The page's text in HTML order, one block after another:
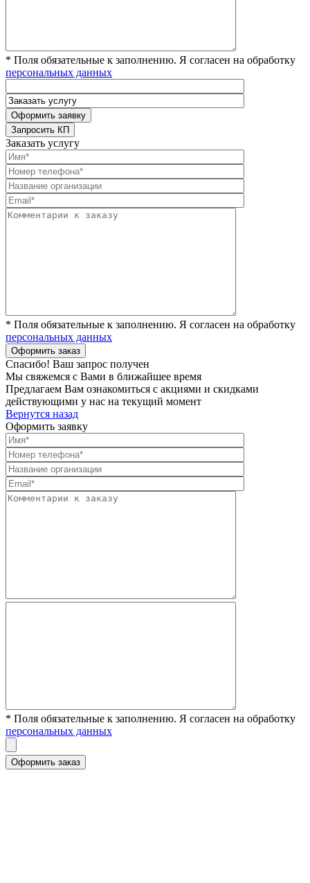
* Поля обязательные к заполнению. Я согласен на обработку
персональных данных
Заказать услугу
* Поля обязательные к заполнению. Я согласен на обработку
персональных данных
Спасибо! Ваш запрос получен
Мы свяжемся с Вами в ближайшее время
Предлагаем Вам ознакомиться с акциями и скидками
действующими у нас на текущий момент
Вернутся назад
Оформить заявку
* Поля обязательные к заполнению. Я согласен на обработку
персональных данных